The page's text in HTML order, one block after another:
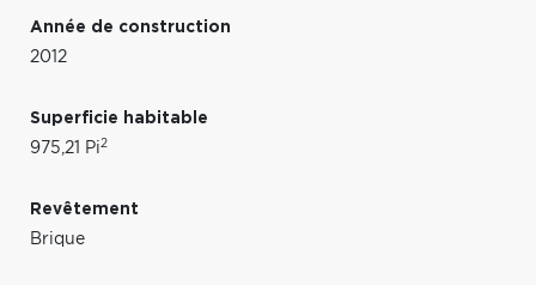
Année de construction
2012
Superficie habitable
975,21 Pi2
Revêtement
Brique